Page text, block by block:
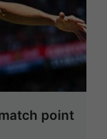
point